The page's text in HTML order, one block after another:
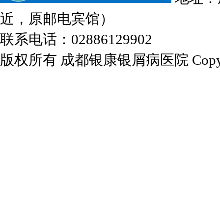
近，原邮电宾馆）
联系电话：02886129902
版权所有 成都银康银屑病医院